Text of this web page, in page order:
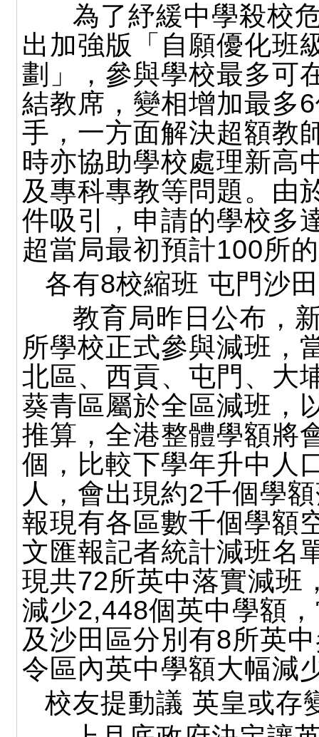
為了紓緩中學殺校
出加強版「自願優化班
劃」，參與學校最多可
結教席，變相增加最多
手，一方面解決超額教
時亦協助學校處理新高
及專科專教等問題。由
件吸引，申請的學校多
超當局最初預計100所
各有8校縮班 屯門沙
教育局昨日公布，
所學校正式參與減班，
北區、西貢、屯門、大
葵青區屬於全區減班，
推算，全港整體學額將
個，比較下學年升中人
人，會出現約2千個學
報現有各區數千個學額
文匯報記者統計減班名
現共72所英中落實減班
減少2,448個英中學額
及沙田區分別有8所英
令區內英中學額大幅減
校友提動議 英皇或存